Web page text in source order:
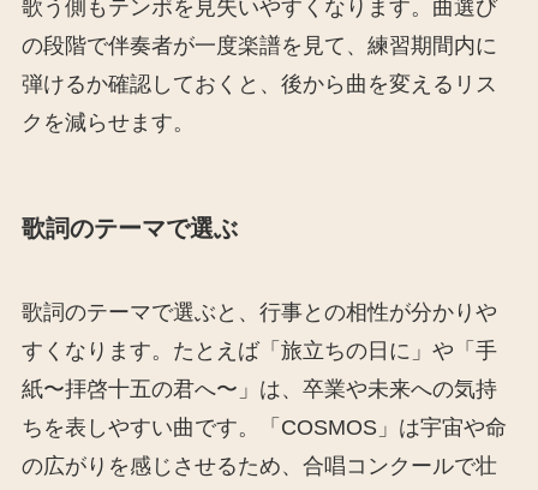
歌う側もテンポを見失いやすくなります。曲選び
の段階で伴奏者が一度楽譜を見て、練習期間内に
弾けるか確認しておくと、後から曲を変えるリス
クを減らせます。
歌詞のテーマで選ぶ
歌詞のテーマで選ぶと、行事との相性が分かりや
すくなります。たとえば「旅立ちの日に」や「手
紙〜拝啓十五の君へ〜」は、卒業や未来への気持
ちを表しやすい曲です。「COSMOS」は宇宙や命
の広がりを感じさせるため、合唱コンクールで壮